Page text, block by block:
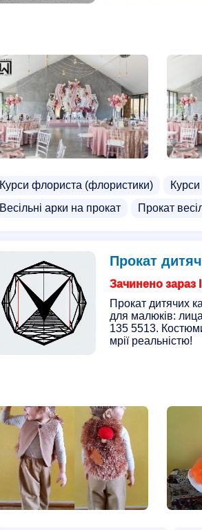
Курси флориста (флористики)
Весільні арки на прокат
Прокат
Прокат
Зачинено зараз
Прокат дитячих
для малюків:
135 5513.
мрії реальністю!